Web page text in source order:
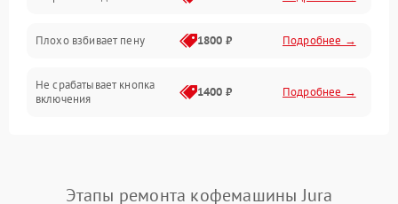
Программное обеспечение
Плохо взбивает пену 1800 ₽ Подробнее →
Не срабатывает кнопка
включения
1400 ₽ Подробнее →
Постоянные сбои в работе 1500 ₽ Подробнее →
Этапы ремонта кофемашины Jura